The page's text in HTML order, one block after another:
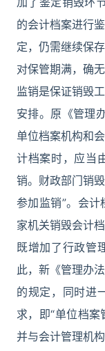
的会计档案进行
定，仍需继续保
对保管期满，确
监销是保证销毁
安排。原《管理
单位档案机构和
计档案时，应当
销。财政部门销
参加监销”。会
家机关销毁会计
既增加了行政管
此，新《管理办
的规定，同时进
求，即“单位档案
并与会计管理机